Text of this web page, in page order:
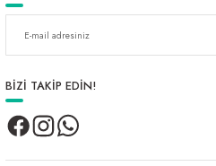
BİZİ TAKİP EDİN!